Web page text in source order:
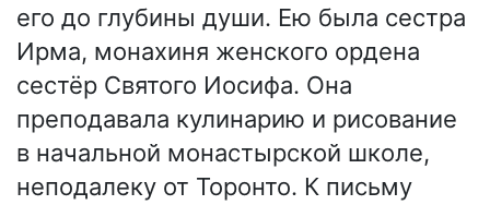
его до глубины души. Ею была сестра
Ирма, монахиня женского ордена
сестёр Святого Иосифа. Она
преподавала кулинарию и рисование
в начальной монастырской школе,
неподалеку от Торонто. К письму